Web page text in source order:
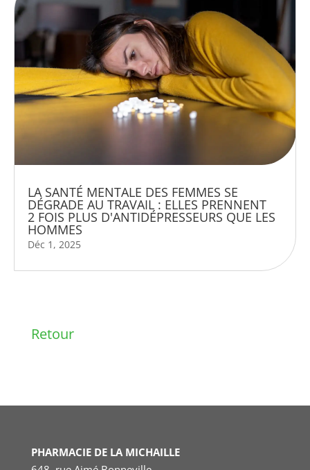
LA SANTÉ MENTALE DES FEMMES SE
DÉGRADE AU TRAVAIL : ELLES PRENNENT
2 FOIS PLUS D'ANTIDÉPRESSEURS QUE LES
HOMMES
Déc 1, 2025
Retour
PHARMACIE DE LA MICHAILLE